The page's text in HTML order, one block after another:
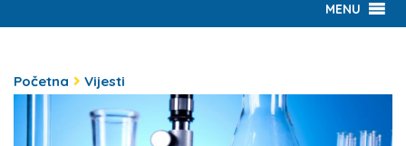
MENU
Početna Vijesti